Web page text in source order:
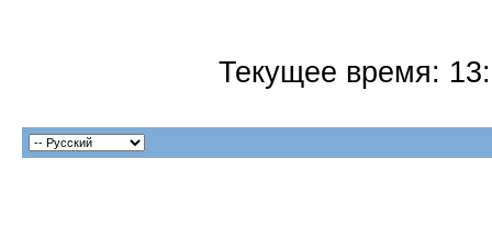
Текущее время: